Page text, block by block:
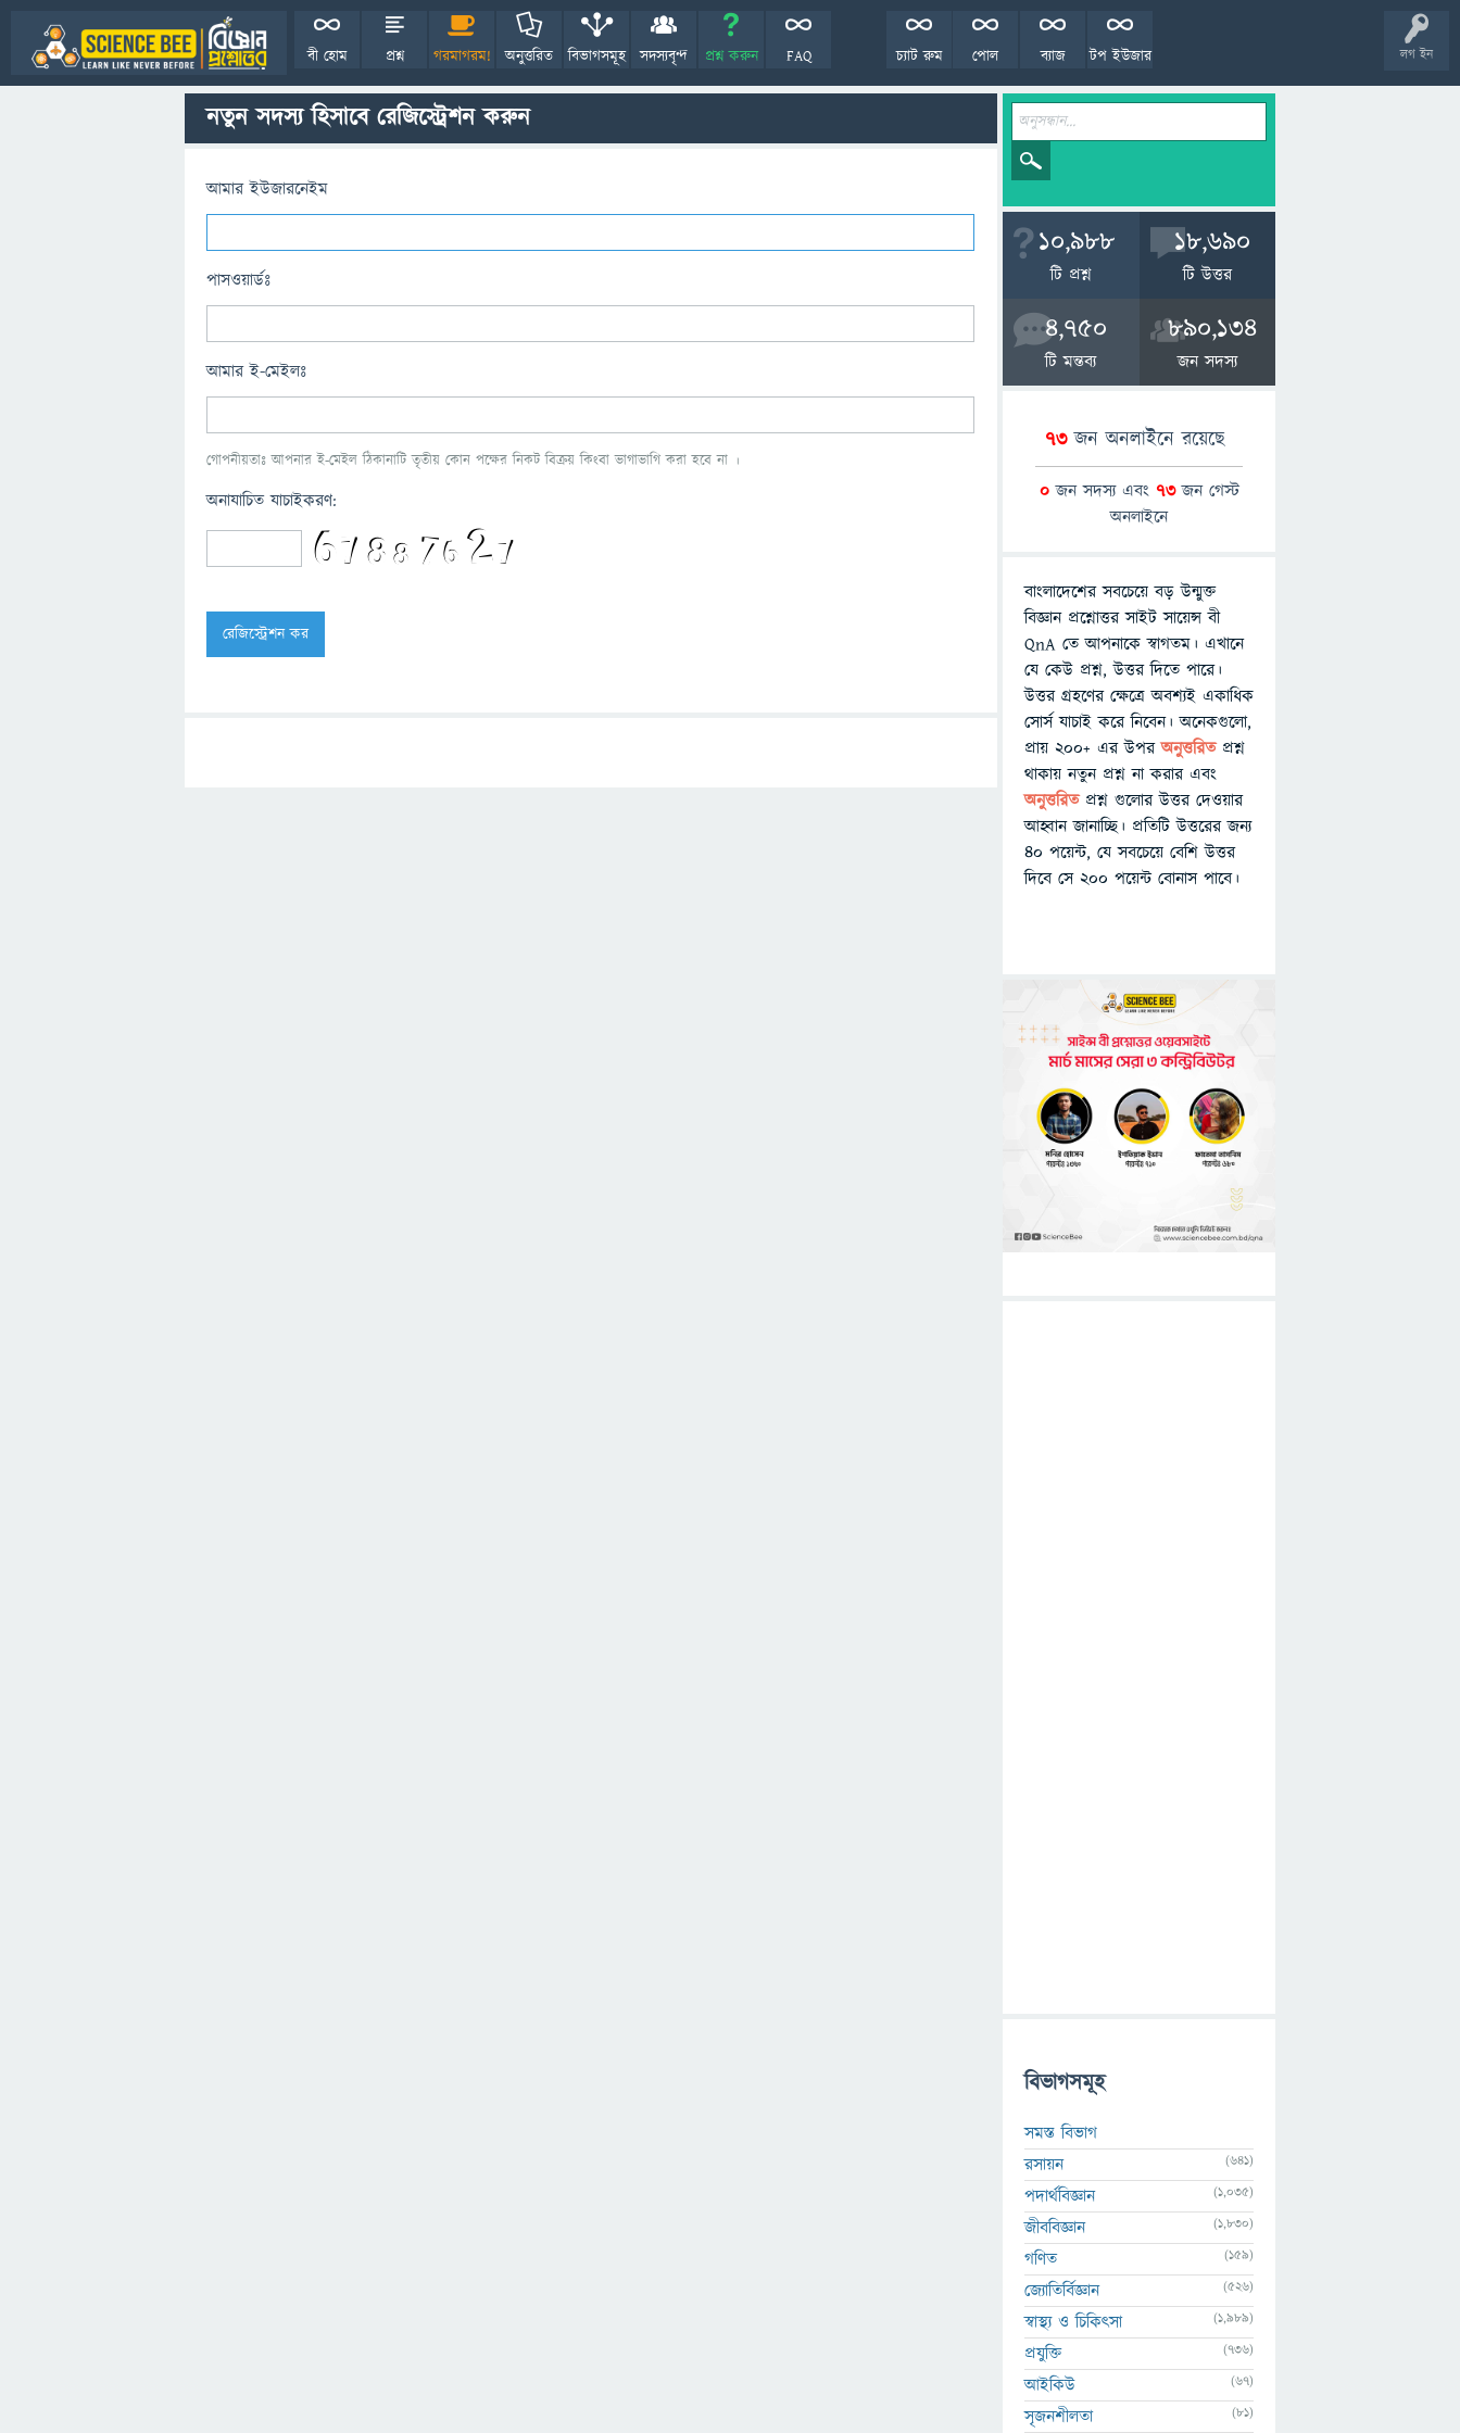
লগ ইন
বী হোম প্রশ্ন গরমাগরম! অনুত্তরিত বিভাগসমূহ সদস্যবৃন্দ প্রশ্ন করুন FAQ টপ ইউজার
ব্যাজ
পোল
চ্যাট রুম
নতুন সদস্য হিসাবে রেজিস্ট্রেশন করুন
আমার ইউজারনেইম
পাসওয়ার্ডঃ
আমার ই-মেইলঃ
গোপনীয়তাঃ আপনার ই-মেইল ঠিকানাটি তৃতীয় কোন পক্ষের নিকট বিক্রয় কিংবা ভাগাভাগি করা হবে না ।
অনাযাচিত যাচাইকরণ:
10,988
টি প্রশ্ন
18,690
টি উত্তর
4,750
টি মন্তব্য
890,134
জন সদস্য
73জন অনলাইনে রয়েছে
0জন সদস্য এবং 73জন গেস্ট
অনলাইনে
বাংলাদেশের সবচেয়ে বড় উন্মুক্ত
বিজ্ঞান প্রশ্নোত্তর সাইট সায়েন্স বী
QnA তে আপনাকে স্বাগতম। এখানে
যে কেউ প্রশ্ন, উত্তর দিতে পারে।
উত্তর গ্রহণের ক্ষেত্রে অবশ্যই একাধিক
সোর্স যাচাই করে নিবেন। অনেকগুলো,
প্রায় ২০০+ এর উপরঅনুত্তরিতপ্রশ্ন
থাকায় নতুন প্রশ্ন না করার এবং
অনুত্তরিত প্রশ্ন গুলোর উত্তর দেওয়ার
আহ্বান জানাচ্ছি। প্রতিটি উত্তরের জন্য
৪০ পয়েন্ট, যে সবচেয়ে বেশি উত্তর
দিবে সে ২০০ পয়েন্ট বোনাস পাবে।
বিভাগসমূহ
সমস্ত বিভাগ
রসায়ন
(641)
পদার্থবিজ্ঞান (1,035)
জীববিজ্ঞান (1,830)
গণিত (159)
জ্যোতির্বিজ্ঞান (526)
স্বাস্থ্য ও চিকিৎসা (1,989)
প্রযুক্তি (736)
আইকিউ (67)
সৃজনশীলতা (81)